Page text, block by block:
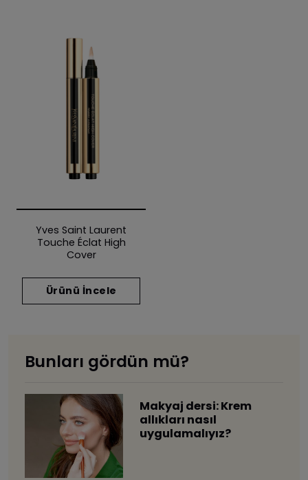
Yves Saint Laurent
Touche Éclat High
Cover
Ürünü İncele
Bunları gördün mü?
Makyaj dersi: Krem
allıkları nasıl
uygulamalıyız?